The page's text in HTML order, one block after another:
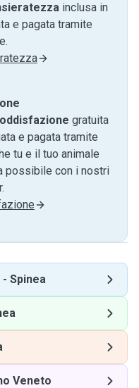
inclusa in
e pagata tramite
gratuita
e pagata tramite
tu e il tuo animale
possibile con i nostri
- Spinea
Veneto